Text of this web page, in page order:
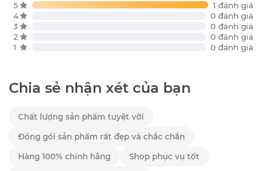
5
1 đánh giá
4
0 đánh giá
3
0 đánh giá
2
0 đánh giá
1
0 đánh giá
Chia sẻ nhận xét của bạn
Chất lượng sản phẩm tuyệt vời
Đóng gói sản phẩm rất đẹp và chắc chắn
Hàng 100% chính hãng Shop phục vụ tốt